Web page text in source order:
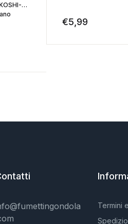
€5,99
Termini